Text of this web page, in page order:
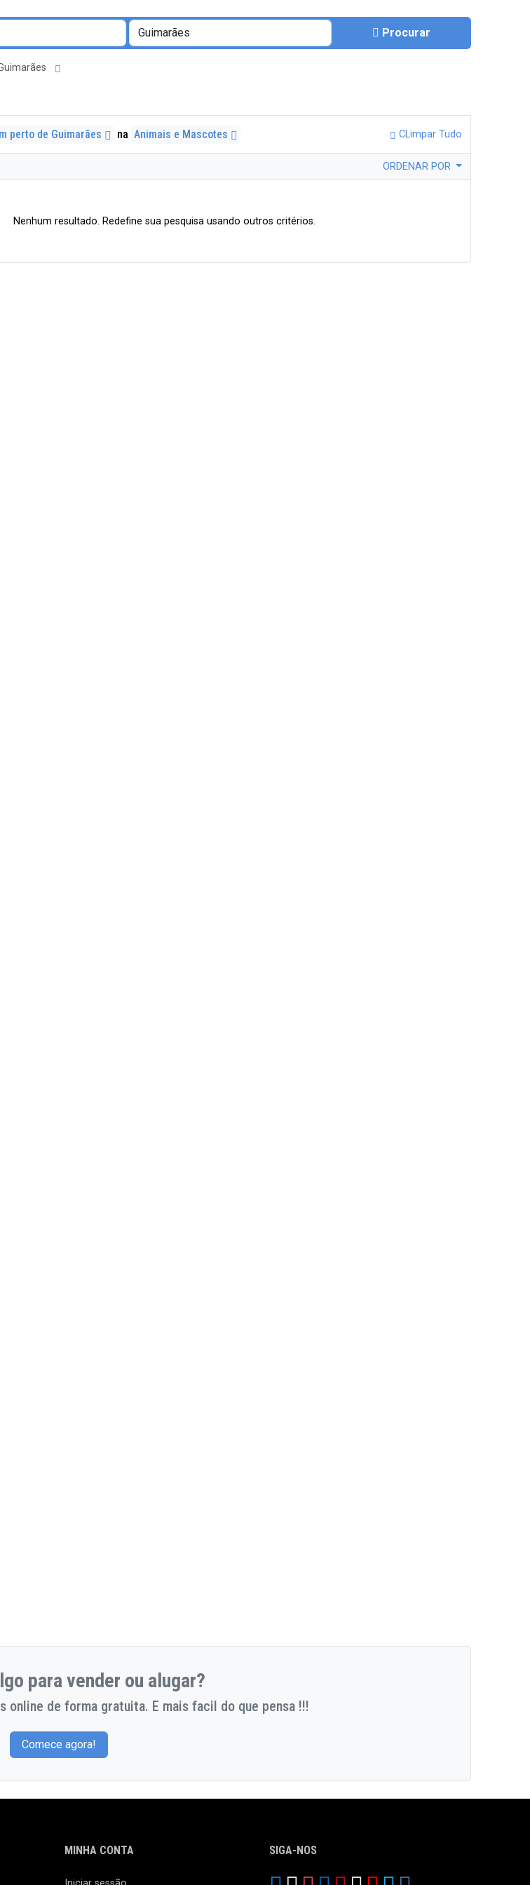
Procurar
perto de Guimarães na Animais e Mascotes CLimpar Tudo
ORDENAR POR
Nenhum resultado. Redefine sua pesquisa usando outros critérios.
para vender ou alugar?
online de forma gratuita. E mais facil do que pensa !!!
Comece agora!
MINHA CONTA SIGA-NOS